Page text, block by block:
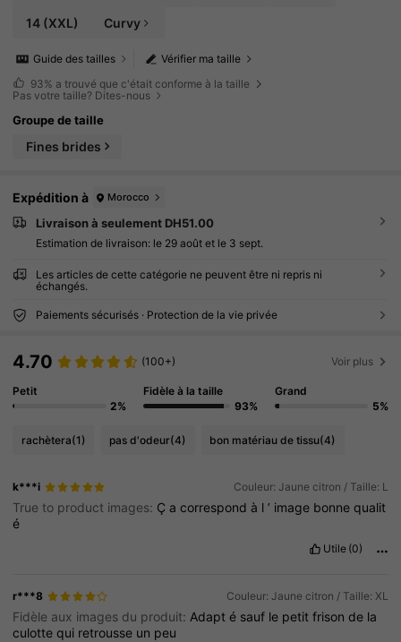
14(XXL) Curvy
Vérifier ma taille
Guide des tailles
93% a trouvé que c'était conforme à la taille
Pas votre taille? Dites-nous
Groupe de taille
Fines brides
Expédition à Morocco
Livraison à seulement DH51.00
Estimation de livraison: le 29 août et le 3 sept.
Les articles de cette catégorie ne peuvent être ni repris ni
échangés.
Paiements sécurisés · Protection de la vie privée
4.70 (100+) Voir plus
Petit
2%
Fidèle à la taille
93%
Grand
5%
rachètera(1) pas d'odeur(4) bon matériau de tissu(4)
k***i Couleur: Jaune citron / Taille: L
True to product images: Ç acorrespond à l’ image bonnequalit
é
Utile (0)
r***8 Couleur: Jaune citron / Taille: XL
Fidèle aux images du produit: Adapté sauf le petitfrisonde la
culottequi retrousse un peu